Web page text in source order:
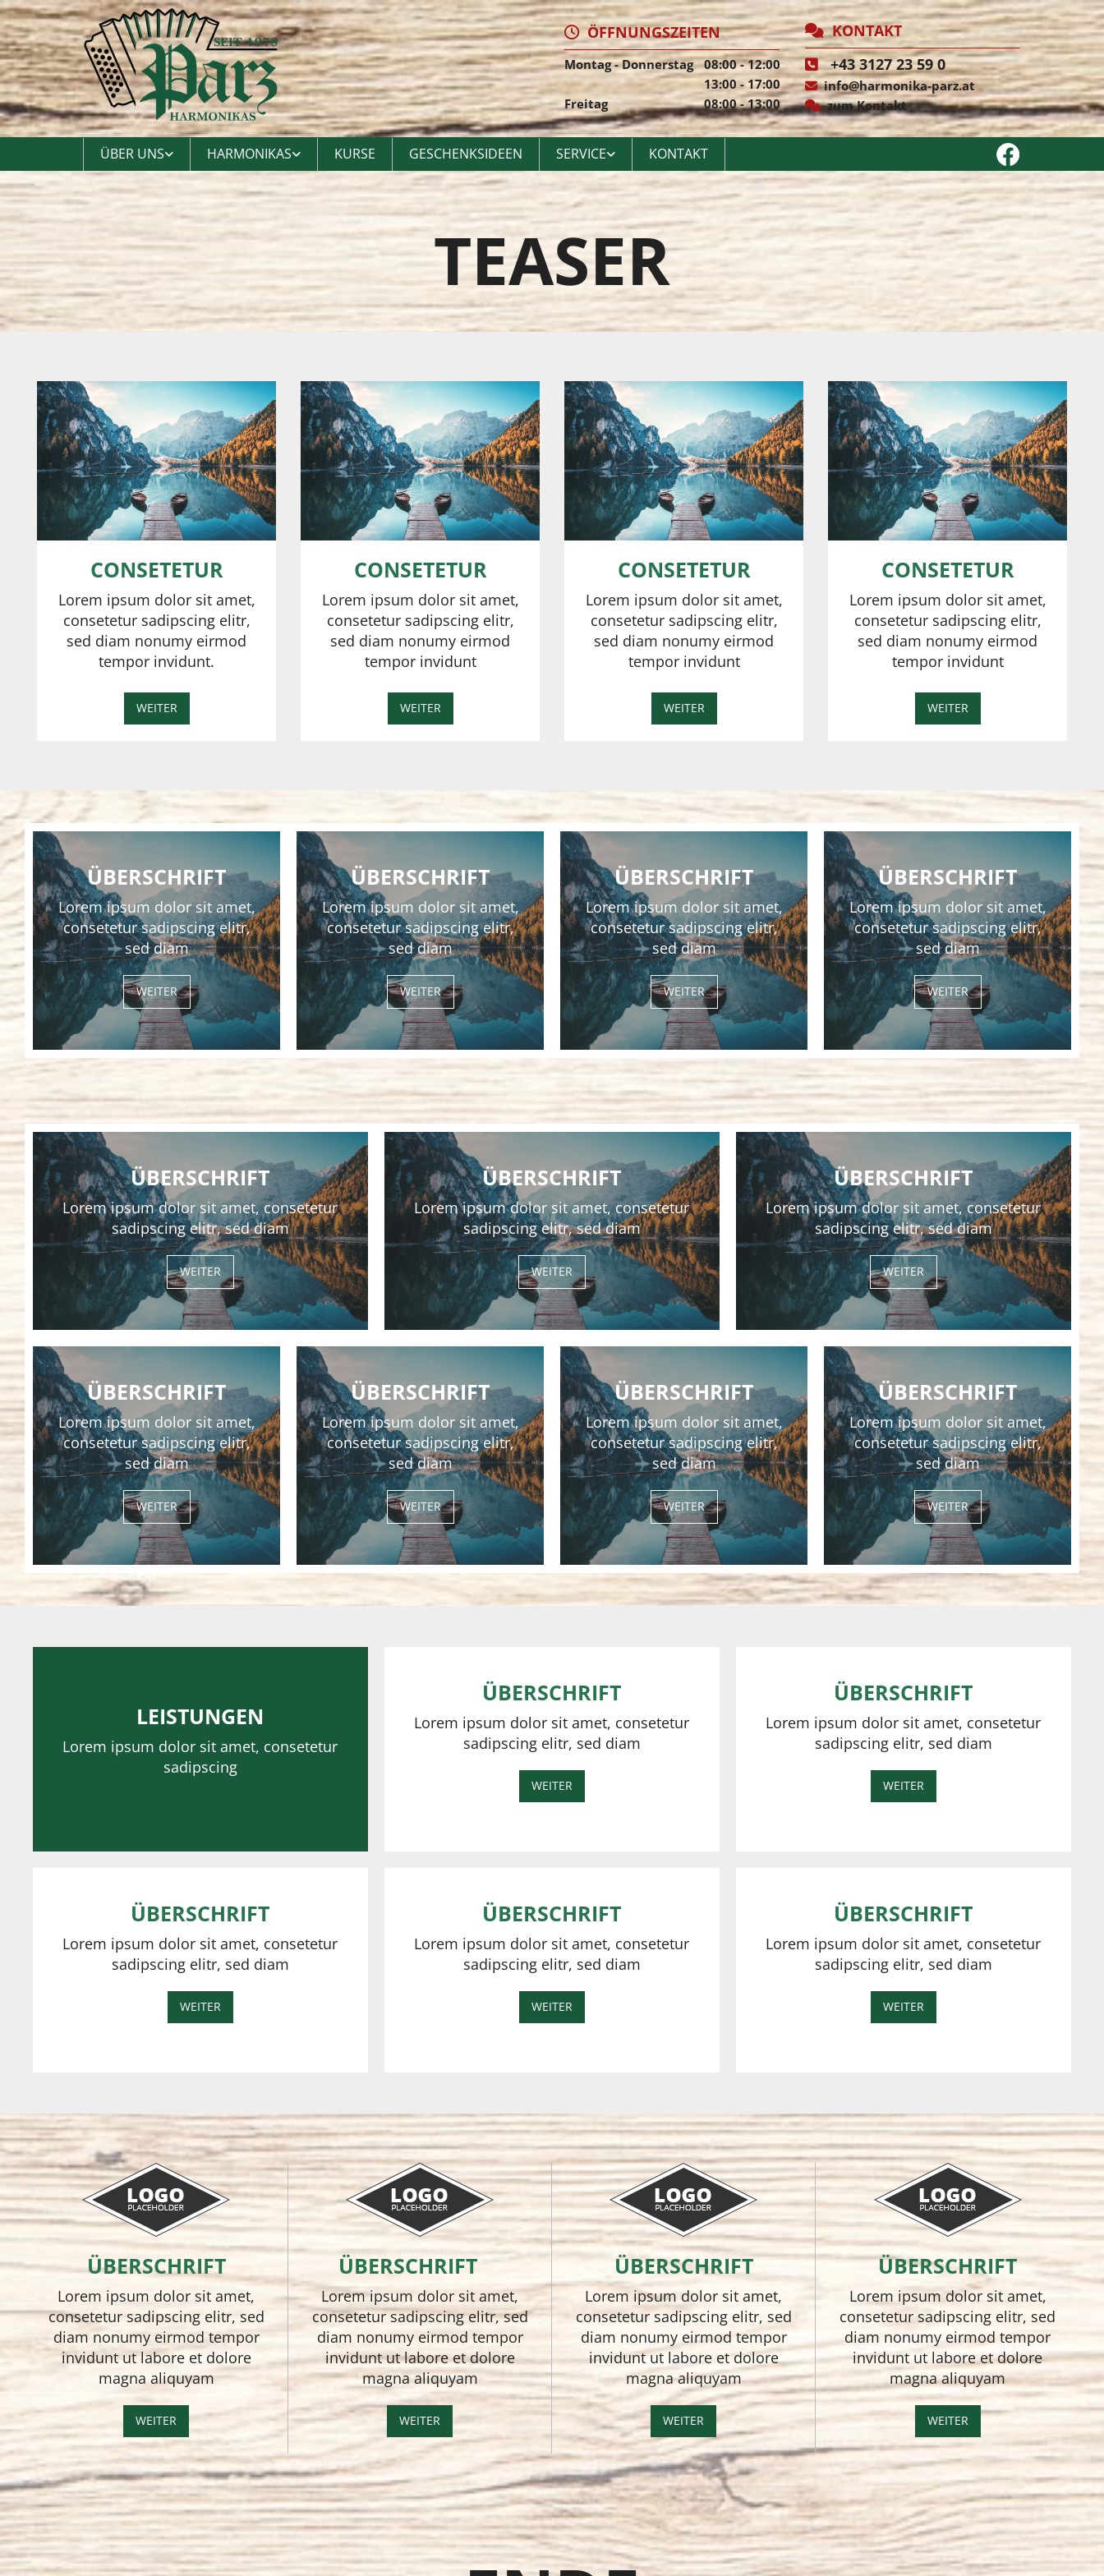
ÖFFNUNGSZEITEN
Montag - Donnerstag
08:00 - 12:00
13:00 - 17:00
Freitag
08:00 - 13:00
KONTAKT
 +43 3127 23 59 0
 info@harmonika-parz.at
 zum Kontakt
ÜBER UNS HARMONIKAS KURSE GESCHENKSIDEEN SERVICE KONTAKT
TEASER
CONSETETUR
Lorem ipsum dolor sit amet,
consetetur sadipscing elitr,
sed diam nonumy eirmod
tempor invidunt.
WEITER
CONSETETUR
Lorem ipsum dolor sit amet,
consetetur sadipscing elitr,
sed diam nonumy eirmod
tempor invidunt
WEITER
CONSETETUR
Lorem ipsum dolor sit amet,
consetetur sadipscing elitr,
sed diam nonumy eirmod
tempor invidunt
WEITER
CONSETETUR
Lorem ipsum dolor sit amet,
consetetur sadipscing elitr,
sed diam nonumy eirmod
tempor invidunt
WEITER
ÜBERSCHRIFT
Lorem ipsum dolor sit amet,
consetetur sadipscing elitr,
sed diam
WEITER
ÜBERSCHRIFT
Lorem ipsum dolor sit amet,
consetetur sadipscing elitr,
sed diam
WEITER
ÜBERSCHRIFT
Lorem ipsum dolor sit amet,
consetetur sadipscing elitr,
sed diam
WEITER
ÜBERSCHRIFT
Lorem ipsum dolor sit amet,
consetetur sadipscing elitr,
sed diam
WEITER
ÜBERSCHRIFT
Lorem ipsum dolor sit amet, consetetur
sadipscing elitr, sed diam
WEITER
ÜBERSCHRIFT
Lorem ipsum dolor sit amet, consetetur
sadipscing elitr, sed diam
WEITER
ÜBERSCHRIFT
Lorem ipsum dolor sit amet, consetetur
sadipscing elitr, sed diam
WEITER
ÜBERSCHRIFT
Lorem ipsum dolor sit amet,
consetetur sadipscing elitr,
sed diam
WEITER
ÜBERSCHRIFT
Lorem ipsum dolor sit amet,
consetetur sadipscing elitr,
sed diam
WEITER
ÜBERSCHRIFT
Lorem ipsum dolor sit amet,
consetetur sadipscing elitr,
sed diam
WEITER
ÜBERSCHRIFT
Lorem ipsum dolor sit amet,
consetetur sadipscing elitr,
sed diam
WEITER
LEISTUNGEN
Lorem ipsum dolor sit amet, consetetur
sadipscing
ÜBERSCHRIFT
Lorem ipsum dolor sit amet, consetetur
sadipscing elitr, sed diam
WEITER
ÜBERSCHRIFT
Lorem ipsum dolor sit amet, consetetur
sadipscing elitr, sed diam
WEITER
ÜBERSCHRIFT
Lorem ipsum dolor sit amet, consetetur
sadipscing elitr, sed diam
WEITER
ÜBERSCHRIFT
Lorem ipsum dolor sit amet, consetetur
sadipscing elitr, sed diam
WEITER
ÜBERSCHRIFT
Lorem ipsum dolor sit amet, consetetur
sadipscing elitr, sed diam
WEITER
ÜBERSCHRIFT
Lorem ipsum dolor sit amet,
consetetur sadipscing elitr, sed
diam nonumy eirmod tempor
invidunt ut labore et dolore
magna aliquyam
WEITER
ÜBERSCHRIFT
Lorem ipsum dolor sit amet,
consetetur sadipscing elitr, sed
diam nonumy eirmod tempor
invidunt ut labore et dolore
magna aliquyam
WEITER
ÜBERSCHRIFT
Lorem ipsum dolor sit amet,
consetetur sadipscing elitr, sed
diam nonumy eirmod tempor
invidunt ut labore et dolore
magna aliquyam
WEITER
ÜBERSCHRIFT
Lorem ipsum dolor sit amet,
consetetur sadipscing elitr, sed
diam nonumy eirmod tempor
invidunt ut labore et dolore
magna aliquyam
WEITER